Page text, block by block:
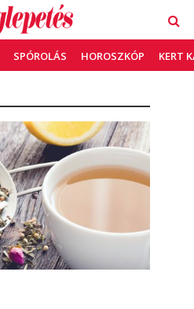
SPÓROLÁS HOROSZKÓP KERT